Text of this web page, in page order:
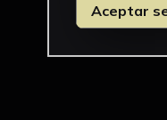
Aceptar